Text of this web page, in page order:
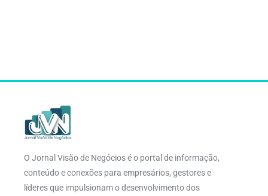
O Jornal Visão de Negócios é o portal de informação,
conteúdo e conexões para empresários, gestores e
líderes que impulsionam o desenvolvimento dos